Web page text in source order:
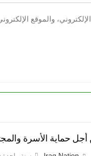
والموقع
حماية الأسرة والمجتمع